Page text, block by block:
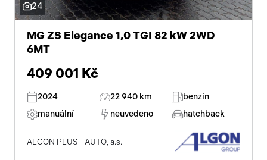
24
MG ZS Elegance 1,0 TGI 82 kW 2WD
6MT
409 001 Kč
2024 22 940 km
benzin
manuální
neuvedeno hatchback
ALGON PLUS - AUTO, a.s.